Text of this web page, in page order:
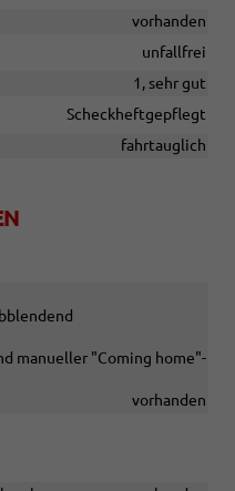
vorhanden
unfallfrei
1, sehr gut
Scheckheftgepflegt
fahrtauglich
manueller "Coming home"-
vorhanden